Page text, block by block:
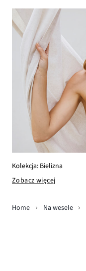
Kolekcja: Bielizna
Zobacz więcej
Home Na wesele